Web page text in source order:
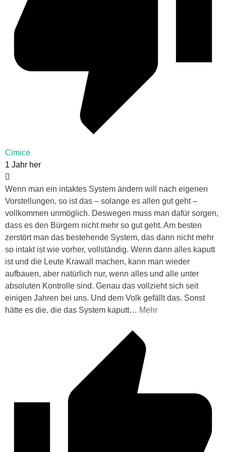
Cimice
1 Jahr her
Wenn man ein intaktes System ändern will nach eigenen
Vorstellungen, so ist das – solange es allen gut geht –
vollkommen unmöglich. Deswegen muss man dafür sorgen,
dass es den Bürgern nicht mehr so gut geht. Am besten
zerstört man das bestehende System, das dann nicht mehr
so intakt ist wie vorher, vollständig. Wenn dann alles kaputt
ist und die Leute Krawall machen, kann man wieder
aufbauen, aber natürlich nur, wenn alles und alle unter
absoluten Kontrolle sind. Genau das vollzieht sich seit
einigen Jahren bei uns. Und dem Volk gefällt das. Sonst
hätte es die, die das System kaputt… Mehr